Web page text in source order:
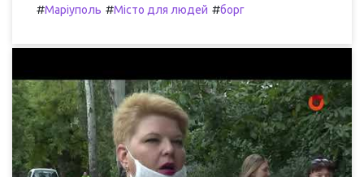
#Маріуполь #Місто для людей #борг